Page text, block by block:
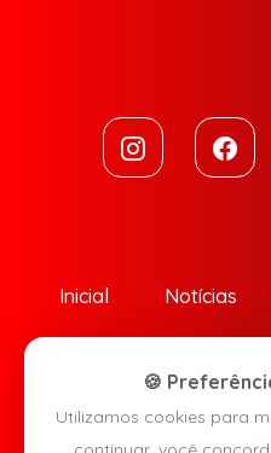
Inicial Notícias
🍪
Utilizamos cookies para